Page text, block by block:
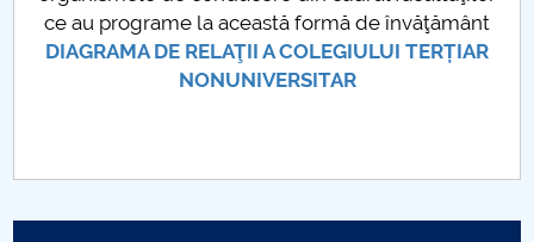
Studenți
Public relations
ce au programe la această formă de învăţământ
DIAGRAMA DE RELAŢII A COLEGIULUI TERȚIAR
NONUNIVERSITAR